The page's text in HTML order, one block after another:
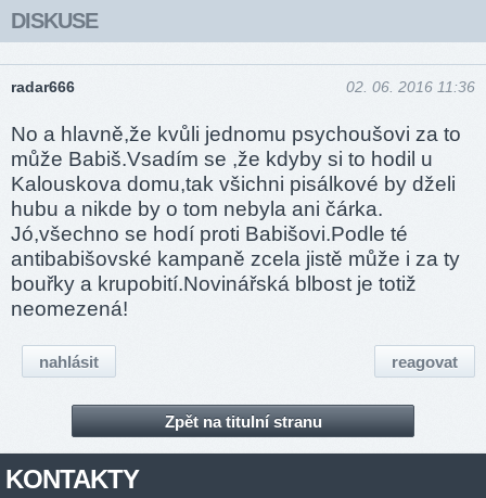
DISKUSE
radar666 02. 06. 2016 11:36
No a hlavně,že kvůli jednomu psychoušovi za to
může Babiš.Vsadím se ,že kdyby si to hodil u
Kalouskova domu,tak všichni pisálkové by dželi
hubu a nikde by o tom nebyla ani čárka.
Jó,všechno se hodí proti Babišovi.Podle té
antibabišovské kampaně zcela jistě může i za ty
bouřky a krupo­bití­.Novi­nářská blbost je totiž
neomezená!
reagovat
nahlásit
Zpět na titulní stranu
KONTAKTY